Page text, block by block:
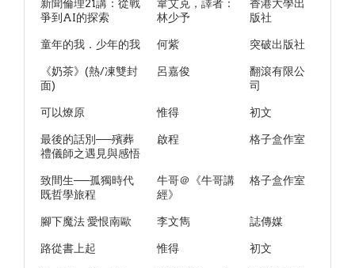
新聞倫理21講：從戰
爭到AI的探索
韋艾克，譯者：
林少予
香港大學出
版社
童年的我．少年的我 何紫 突破出版社
《奶茶》(熱/凍雙封
面)
呂嘉俊
翻滾有限公
司
可以燎原 惟得 初文
最後的話別──殯葬
禮儀師之遇見與感悟
啟程 格子盒作室
致間生──孤獨時代
既哲學旅程
牛哥＠《牛哥講
經》
格子盒作室
腳下魔法 愛恨南歐 李文雋 誌傳媒
路從書上起 惟得 初文